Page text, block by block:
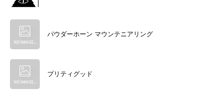
パウダーホーン マウンテニアリング
プリティグッド